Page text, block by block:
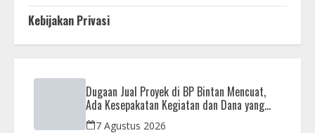
Kebijakan Privasi
Dugaan Jual Proyek di BP Bintan Mencuat,
Ada Kesepakatan Kegiatan dan Dana yang
Dikembalikan
7 Agustus 2026